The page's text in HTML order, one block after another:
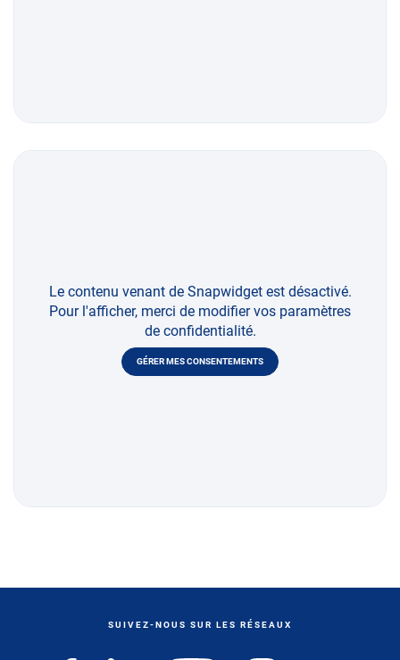
Le contenu venant de Snapwidget est désactivé.
Pour l'afficher, merci de modifier vos paramètres
de confidentialité.
GÉRER MES CONSENTEMENTS
SUIVEZ-NOUS SUR LES RÉSEAUX